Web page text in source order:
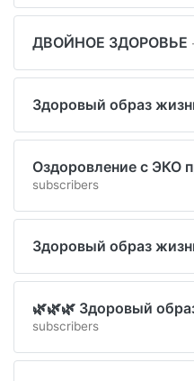
ДВОЙНОЕ ЗДОРОВЬЕ
Здоровый образ
Оздоровление с ЭКО
subscribers
Здоровый образ
🌿🌿🌿 Здоровый
subscribers